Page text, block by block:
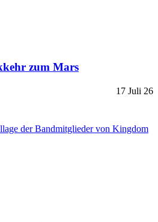
zum Mars
17 Juli 26